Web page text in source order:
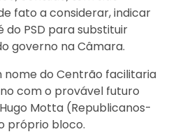
fato a considerar, indicar
do PSD para substituir
governo na Câmara.
nome do Centrão facilitaria
com o provável futuro
Motta (Republicanos-
próprio bloco.